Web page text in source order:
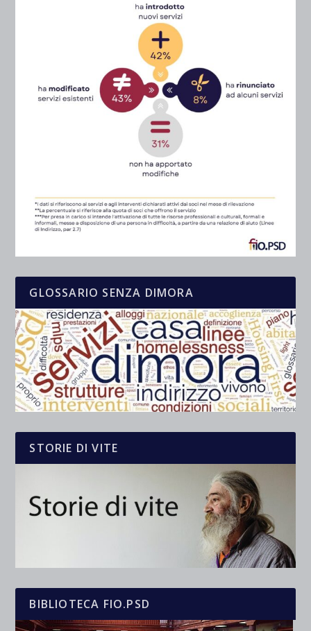
GLOSSARIO SENZA DIMORA
STORIE DI VITE
BIBLIOTECA FIO.PSD